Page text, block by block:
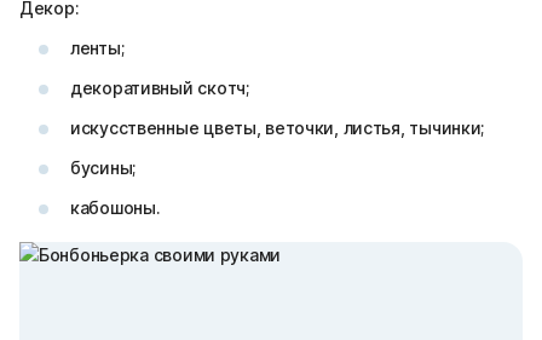
Декор:
ленты;
декоративный скотч;
искусственные цветы, веточки, листья, тычинки;
бусины;
кабошоны.